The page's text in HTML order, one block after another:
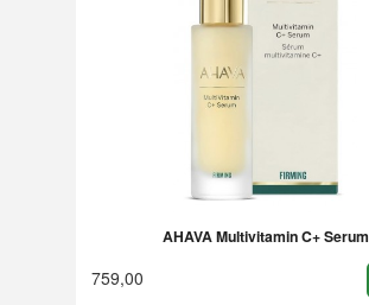
AHAVA Multivitamin C+ Serum
759,00